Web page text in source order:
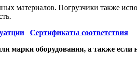
материалов. Погрузчики также
Сертификаты соответствия
марки оборудования, а также